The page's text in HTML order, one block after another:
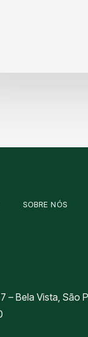
SOBRE NÓS
– Bela Vista, São